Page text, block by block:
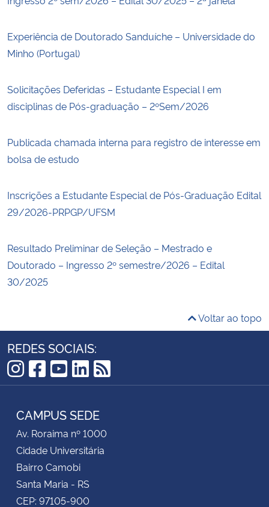
Experiência de Doutorado Sanduíche – Universidade do
Minho (Portugal)
Solicitações Deferidas – Estudante Especial I em
disciplinas de Pós-graduação – 2ºSem/2026
Publicada chamada interna para registro de interesse em
bolsa de estudo
Inscrições a Estudante Especial de Pós-Graduação Edital
29/2026-PRPGP/UFSM
Resultado Preliminar de Seleção – Mestrado e
Doutorado – Ingresso 2º semestre/2026 – Edital
30/2025
Voltar ao topo
REDES SOCIAIS:
Instagram
Facebook
YouTube
LinkedIn
RSS
CAMPUS SEDE
Av. Roraima nº 1000
Cidade Universitária
Bairro Camobi
Santa Maria - RS
CEP: 97105-900